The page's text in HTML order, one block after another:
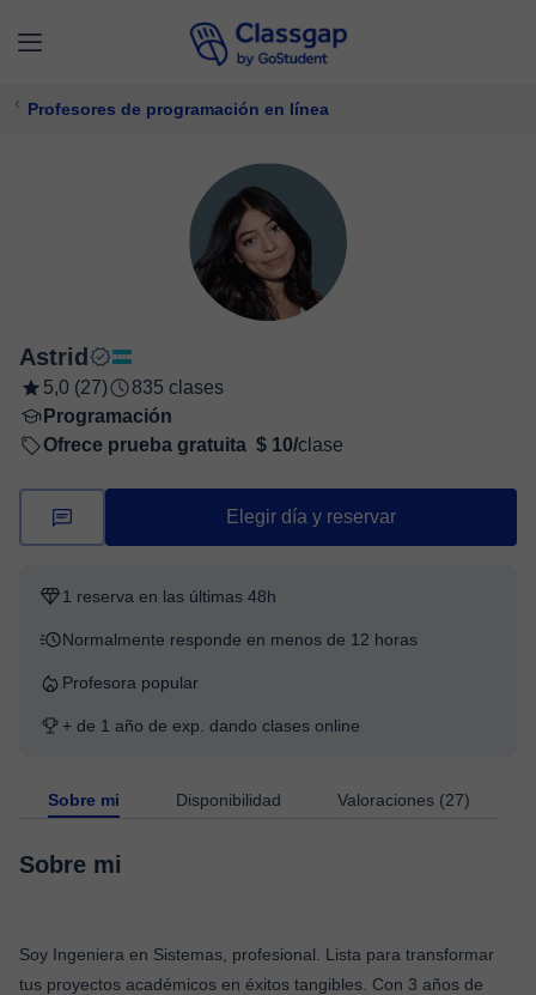
Profesores de programación en línea
Astrid
5,0 (27)
835 clases
Programación
Ofrece prueba gratuita $ 10/clase
Elegir día y reservar
1 reserva en las últimas 48h
Normalmente responde en menos de 12 horas
Profesora popular
+ de 1 año de exp. dando clases online
Sobre mi Disponibilidad Valoraciones (27)
Sobre mi
Soy Ingeniera en Sistemas, profesional. Lista para transformar
tus proyectos académicos en éxitos tangibles. Con 3 años de